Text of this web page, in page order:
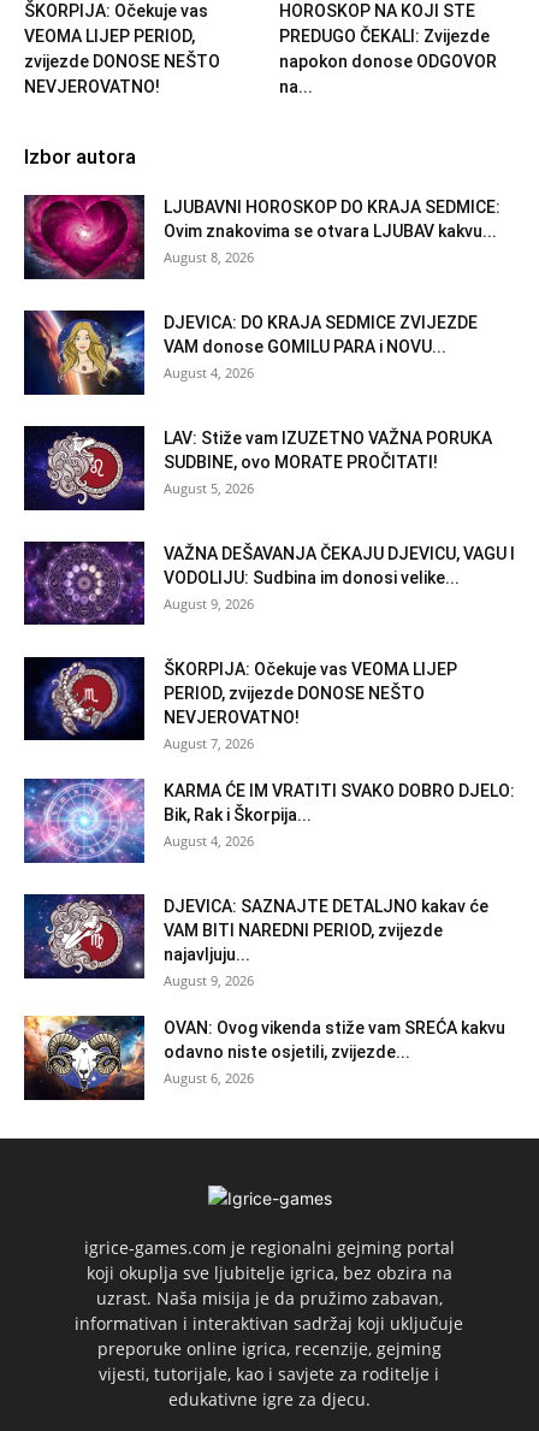
ŠKORPIJA: Očekuje vas
VEOMA LIJEP PERIOD,
zvijezde DONOSE NEŠTO
NEVJEROVATNO!
HOROSKOP NA KOJI STE
PREDUGO ČEKALI: Zvijezde
napokon donose ODGOVOR
na...
Izbor autora
LJUBAVNI HOROSKOP DO KRAJA SEDMICE:
Ovim znakovima se otvara LJUBAV kakvu...
August 8, 2026
DJEVICA: DO KRAJA SEDMICE ZVIJEZDE
VAM donose GOMILU PARA i NOVU...
August 4, 2026
LAV: Stiže vam IZUZETNO VAŽNA PORUKA
SUDBINE, ovo MORATE PROČITATI!
August 5, 2026
VAŽNA DEŠAVANJA ČEKAJU DJEVICU, VAGU I
VODOLIJU: Sudbina im donosi velike...
August 9, 2026
ŠKORPIJA: Očekuje vas VEOMA LIJEP
PERIOD, zvijezde DONOSE NEŠTO
NEVJEROVATNO!
August 7, 2026
KARMA ĆE IM VRATITI SVAKO DOBRO DJELO:
Bik, Rak i Škorpija...
August 4, 2026
DJEVICA: SAZNAJTE DETALJNO kakav će
VAM BITI NAREDNI PERIOD, zvijezde
najavljuju...
August 9, 2026
OVAN: Ovog vikenda stiže vam SREĆA kakvu
odavno niste osjetili, zvijezde...
August 6, 2026
igrice-games.com je regionalni gejming portal
koji okuplja sve ljubitelje igrica, bez obzira na
uzrast. Naša misija je da pružimo zabavan,
informativan i interaktivan sadržaj koji uključuje
preporuke online igrica, recenzije, gejming
vijesti, tutorijale, kao i savjete za roditelje i
edukativne igre za djecu.